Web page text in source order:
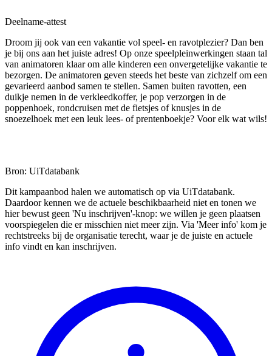
Deelname-attest
Droom jij ook van een vakantie vol speel- en ravotplezier? Dan ben
je bij ons aan het juiste adres! Op onze speelpleinwerkingen staan tal
van animatoren klaar om alle kinderen een onvergetelijke vakantie te
bezorgen. De animatoren geven steeds het beste van zichzelf om een
gevarieerd aanbod samen te stellen. Samen buiten ravotten, een
duikje nemen in de verkleedkoffer, je pop verzorgen in de
poppenhoek, rondcruisen met de fietsjes of knusjes in de
snoezelhoek met een leuk lees- of prentenboekje? Voor elk wat wils!
Bron: UiTdatabank
Dit kampaanbod halen we automatisch op via UiTdatabank.
Daardoor kennen we de actuele beschikbaarheid niet en tonen we
hier bewust geen 'Nu inschrijven'-knop: we willen je geen plaatsen
voorspiegelen die er misschien niet meer zijn. Via 'Meer info' kom je
rechtstreeks bij de organisatie terecht, waar je de juiste en actuele
info vindt en kan inschrijven.